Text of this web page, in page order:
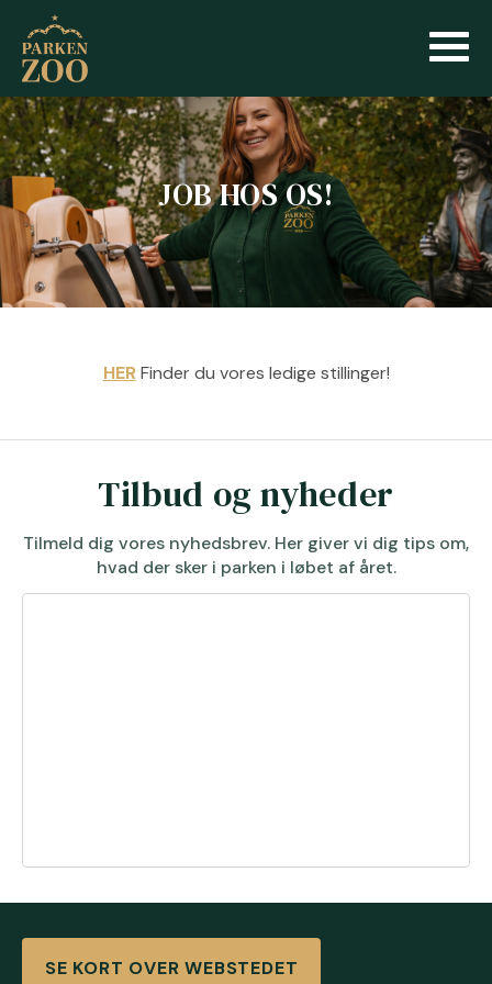
JOB HOS OS!
HER Finder du vores ledige stillinger!
Tilbud og nyheder
Tilmeld dig vores nyhedsbrev. Her giver vi dig tips om,
hvad der sker i parken i løbet af året.
SE KORT OVER WEBSTEDET